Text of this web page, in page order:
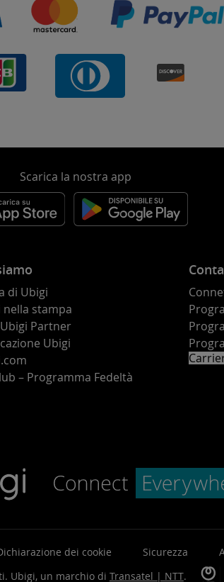
Scarica la nostra app
di Ubigi
nella stampa
Partner
Ubigi
– Programma Fedeltà
dei cookie Sicurezza
Ubigi, un marchio di Transatel | NTT.